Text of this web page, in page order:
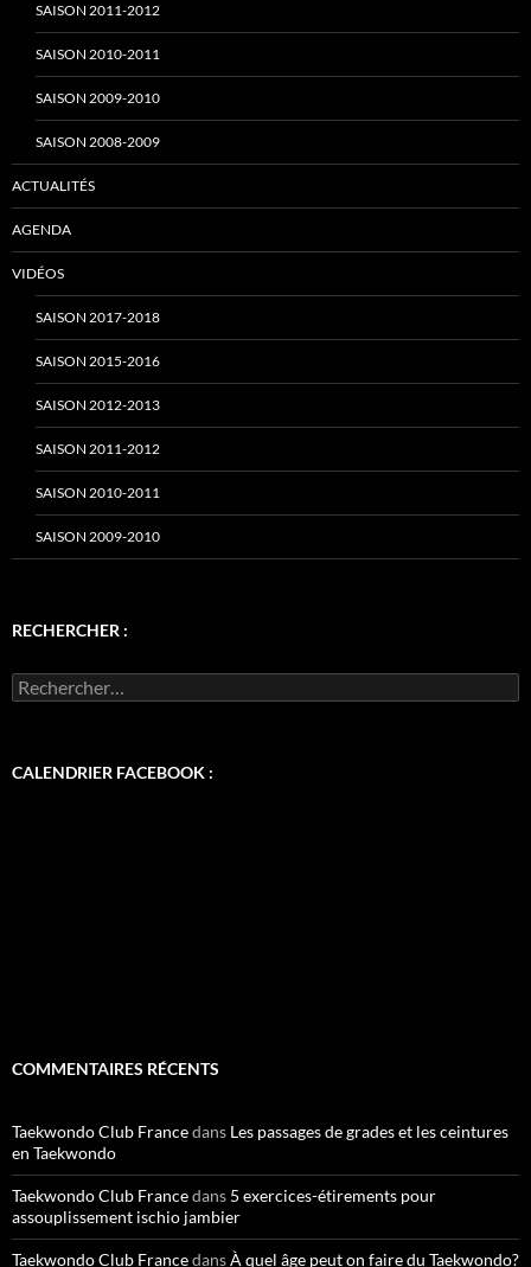
n
e
SAISON 2011-2012
SAISON 2010-2011
SAISON 2009-2010
SAISON 2008-2009
ACTUALITÉS
AGENDA
VIDÉOS
SAISON 2017-2018
SAISON 2015-2016
SAISON 2012-2013
SAISON 2011-2012
SAISON 2010-2011
SAISON 2009-2010
RECHERCHER :
Rechercher :
CALENDRIER FACEBOOK :
COMMENTAIRES RÉCENTS
Taekwondo Club Francedans Les passages de grades et les ceintures
en Taekwondo
Taekwondo Club Francedans 5 exercices-étirements pour
assouplissement ischio jambier
Taekwondo Club FrancedansÀ quel âge peut on faire du Taekwondo?